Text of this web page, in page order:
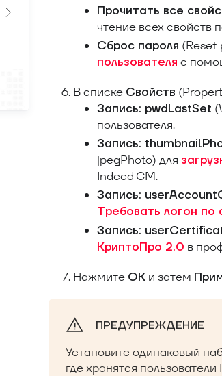
Прочитать все
чтение всех свойств
Сброс пароля (Reset
пользователя с
В списке Свойств
Запись: pwdLastSet
пользователя.
Запись:
jpegPhoto) для
Indeed CM.
Запись:
Требовать логон по
Запись:
КриптоПро 2.0 в
Нажмите ОК и затем
ПРЕДУПРЕЖДЕНИЕ
Установите одинаковый
где хранятся пользователи